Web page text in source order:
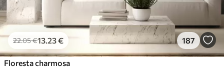
22.05€13 .23€ 187
Floresta charmosa